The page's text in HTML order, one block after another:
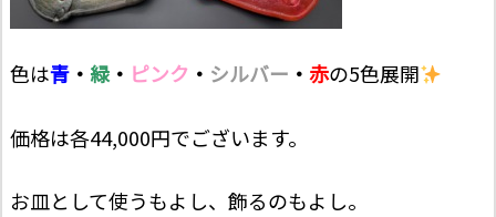
色は青 ・ 緑・ ピンク ・ シルバー ・ 赤の5色展開
価格は各44,000円でございます。
お皿として使うもよし、飾るのもよし。